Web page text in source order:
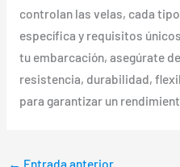
controlan las velas, cada
específica y requisitos
tu embarcación, asegúrate
resistencia, durabilidad,
para garantizar un
← Entrada anterior